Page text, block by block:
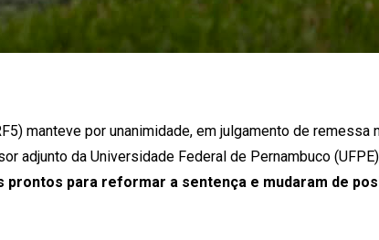
manteve por unanimidade, em julgamento de
adjunto da Universidade Federal de Pernambuco
para reformar a sentença e mudaram de